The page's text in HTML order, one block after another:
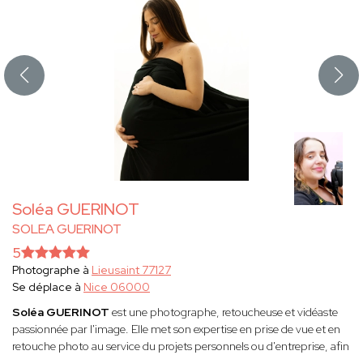
Soléa GUERINOT
SOLEA GUERINOT
5
Photographe à Lieusaint 77127
Se déplace à Nice 06000
Soléa GUERINOT est une photographe, retoucheuse et vidéaste
passionnée par l'image. Elle met son expertise en prise de vue et en
retouche photo au service du projets personnels ou d'entreprise, afin